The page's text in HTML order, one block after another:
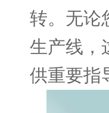
转。无论
生产线，
供重要指